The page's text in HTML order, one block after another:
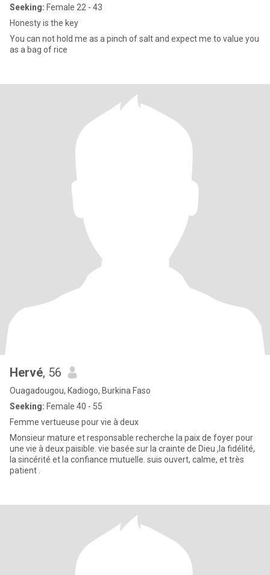
Seeking: Female 22 - 43
Honesty is the key
You can not hold me as a pinch of salt and expect me to value you
as a bag of rice
Hervé, 56
Ouagadougou, Kadiogo, Burkina Faso
Seeking: Female 40 - 55
Femme vertueuse pour vie à deux
Monsieur mature et responsable recherche la paix de foyer pour
une vie à deux paisible. vie basée sur la crainte de Dieu ,la fidélité,
la sincérité et la confiance mutuelle. suis ouvert, calme, et très
patient .